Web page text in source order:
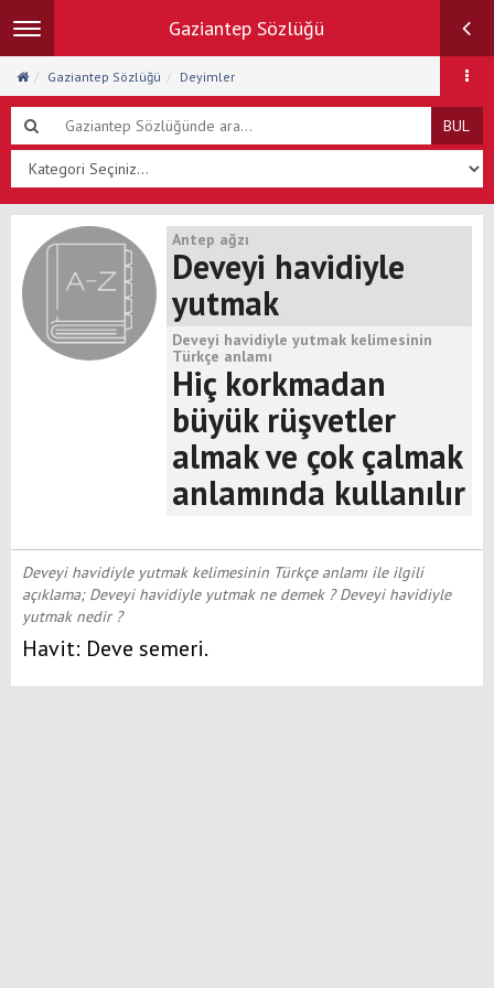
Toggle
navigation
Gaziantep Sözlüğü
Gaziantep Sözlüğü Deyimler
BUL
Antep ağzı
Deveyi havidiyle
yutmak
Deveyi havidiyle yutmak kelimesinin
Türkçe anlamı
Hiç korkmadan
büyük rüşvetler
almak ve çok çalmak
anlamında kullanılır
Deveyi havidiyle yutmak kelimesinin Türkçe anlamı ile ilgili
açıklama; Deveyi havidiyle yutmak ne demek ? Deveyi havidiyle
yutmak nedir ?
Havit: Deve semeri.